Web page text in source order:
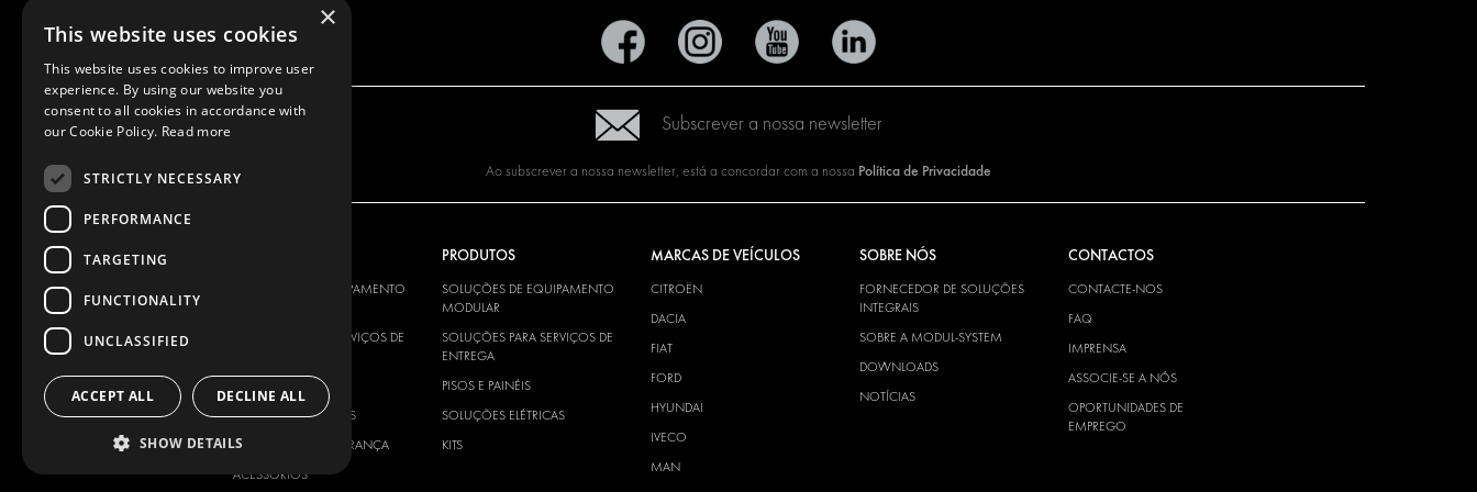
Subscrever a nossa newsletter
Ao subscrever a nossa newsletter, está a concordar com a nossa Política de Privacidade
SOLUÇÕES DE EQUIPAMENTO
SOLUÇÕES PARA SERVIÇOS DE
PISOS E PAINÉIS
SOLUÇÕES ELÉTRICAS
PRODUTOS DE SEGURANÇA
ACESSÓRIOS
PRODUTOS
SOLUÇÕES DE EQUIPAMENTO
MODULAR
SOLUÇÕES PARA SERVIÇOS DE
ENTREGA
PISOS E PAINÉIS
SOLUÇÕES ELÉTRICAS
KITS
MARCAS DE VEÍCULOS
CITROËN
DACIA
FIAT
FORD
HYUNDAI
IVECO
MAN
SOBRE NÓS
FORNECEDOR DE SOLUÇÕES
INTEGRAIS
SOBRE A MODUL-SYSTEM
DOWNLOADS
NOTÍCIAS
CONTACTOS
CONTACTE-NOS
FAQ
IMPRENSA
ASSOCIE-SE A NÓS
OPORTUNIDADES DE
EMPREGO
×
This website uses cookies
This website uses cookies to improve user
experience. By using our website you
consent to all cookies in accordance with
our Cookie Policy. Read more
STRICTLY NECESSARY
PERFORMANCE
TARGETING
FUNCTIONALITY
UNCLASSIFIED
ACCEPT ALL DECLINE ALL
SHOW DETAILS